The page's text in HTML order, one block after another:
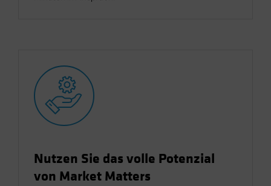
Nutzen Sie das volle Potenzial
von Market Matters